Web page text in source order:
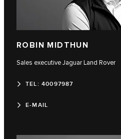
ROBIN MIDTHUN
Sales executive Jaguar Land Rover
TEL: 40097987
E-MAIL